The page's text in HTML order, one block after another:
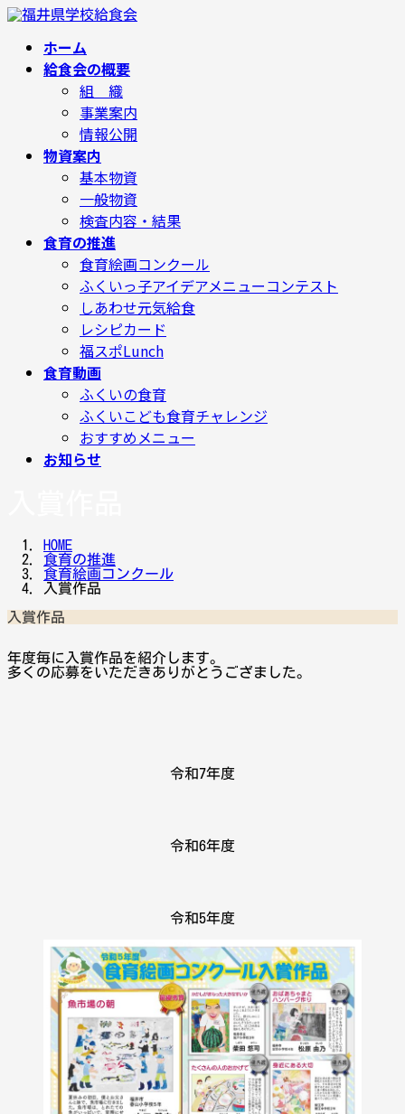
コ
ナ
ホーム
給食会の概要
組 織
事業案内
情報公開
物資案内
基本物資
一般物資
検査内容・結果
食育の推進
食育絵画コンクール
ふくいっ子アイデアメニューコンテスト
しあわせ元気給食
レシピカード
福スポLunch
食育動画
ふくいの食育
ふくいこども食育チャレンジ
おすすめメニュー
お知らせ
HOME
食育の推進
食育絵画コンクール
入賞作品
入賞作品
年度毎に入賞作品を紹介します。
多くの応募をいただきありがとうござました。
令和7年度
令和6年度
令和5年度